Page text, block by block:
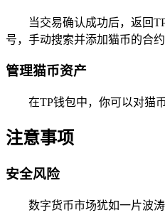
当交易确认成功后，返回
号，手动搜索并添加猫币的合
管理猫币资产
在TP钱包中，你可以对猫
注意事项
安全风险
数字货币市场犹如一片波